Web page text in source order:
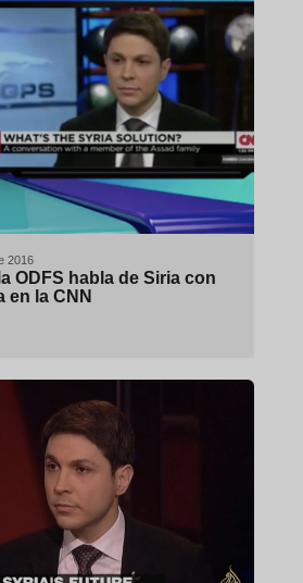
2016
ODFS habla de Siria con
en la CNN